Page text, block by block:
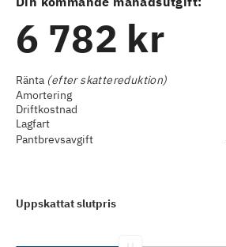
6 782 kr
Ränta (efter skattereduktion)
Amortering
Driftkostnad
Lagfart
Pantbrevsavgift
Uppskattat slutpris